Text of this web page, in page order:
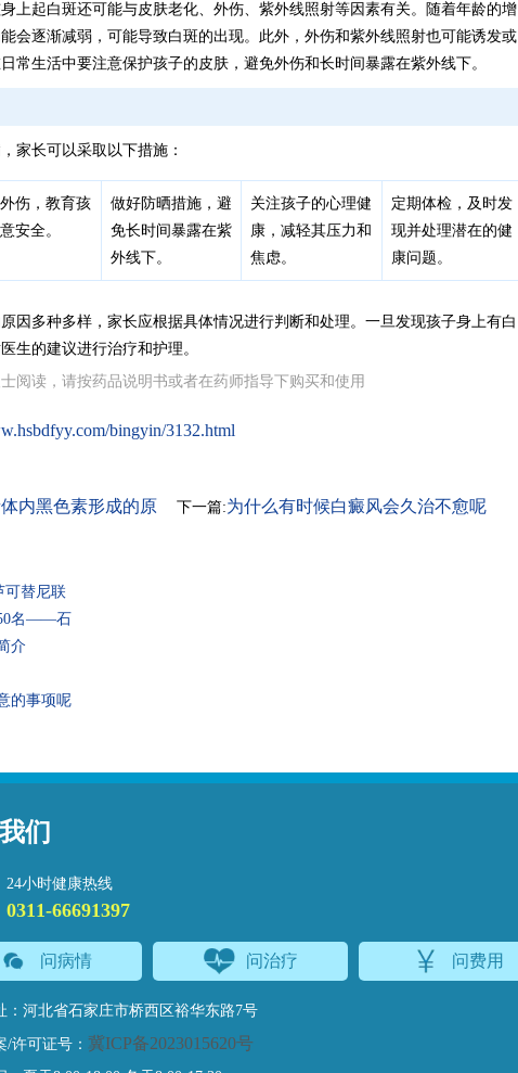
上起白斑还可能与皮肤老化、外伤、紫外线照射等因素有关。随着年龄的增
会逐渐减弱，可能导致白斑的出现。此外，外伤和紫外线照射也可能诱发或
常生活中要注意保护孩子的皮肤，避免外伤和长时间暴露在紫外线下。
家长可以采取以下措施：
伤，教育孩
安全。
做好防晒措施，避
免长时间暴露在紫
外线下。
关注孩子的心理健
康，减轻其压力和
焦虑。
定期体检，及时发
现并处理潜在的健
康问题。
因多种多样，家长应根据具体情况进行判断和处理。一旦发现孩子身上有白
生的建议进行治疗和护理。
阅读，请按药品说明书或者在药师指导下购买和使用
bingyin/3132.html
内黑色素形成的原
下一篇:为什么有时候白癜风会久治不愈呢
可替尼联
名——石
介
的事项呢
们
24小时健康热线
0311-66691397
问病情 问治疗 问费用
：河北省石家庄市桥西区裕华东路7号
/许可证号： 冀ICP备2023015620号